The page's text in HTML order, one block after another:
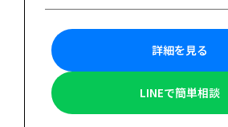
詳細を見る
LINEで簡単相談